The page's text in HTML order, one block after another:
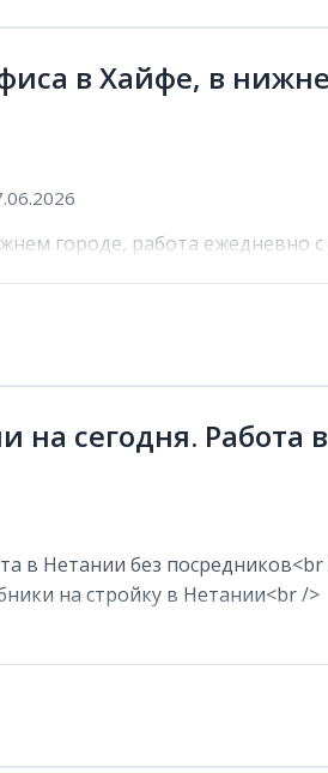
в Хайфе, в
городе, работа ежедневно
на сегодня. Работа
в Нетании без посредников<br
на стройку в Нетании<br />